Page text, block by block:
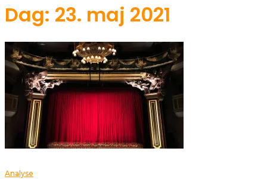
Dag: 23. maj 2021
Analyse